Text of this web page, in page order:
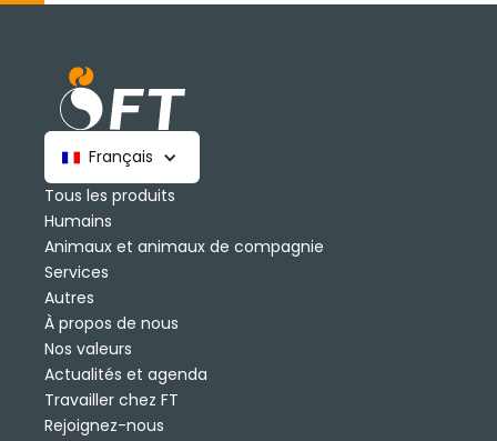
Français
Tous les produits
Humains
Animaux et animaux de compagnie
Services
Autres
À propos de nous
Nos valeurs
Actualités et agenda
Travailler chez FT
Rejoignez-nous